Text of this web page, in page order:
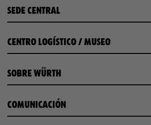
SEDE CENTRAL
CENTRO LOGÍSTICO / MUSEO
SOBRE WÜRTH
COMUNICACIÓN